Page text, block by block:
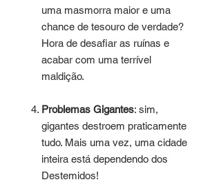
uma masmorra maior e uma
chance de tesouro de verdade?
Hora de desafiar as ruínas e
acabar com uma terrível
maldição.
Problemas Gigantes: sim,
gigantes destroem praticamente
tudo. Mais uma vez, uma cidade
inteira está dependendo dos
Destemidos!